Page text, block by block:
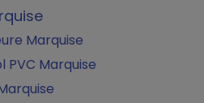
Marquise
PVC Marquise